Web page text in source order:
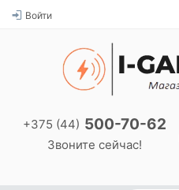
Войти
+375 (44) 500-70-62
Звоните сейчас!